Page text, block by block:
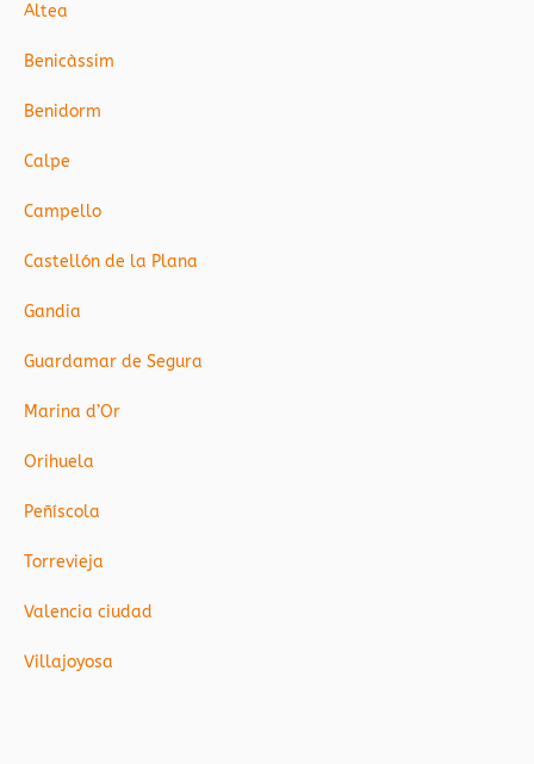
Altea
Benicàssim
Benidorm
Calpe
Campello
Castellón de la Plana
Gandia
Guardamar de Segura
Marina d’Or
Orihuela
Peñíscola
Torrevieja
Valencia ciudad
Villajoyosa